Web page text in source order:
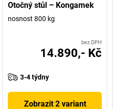
Otočný stůl – Kongamek
nosnost 800 kg
bez DPH
14.890,- Kč
3-4 týdny
Zobrazit 2 variant